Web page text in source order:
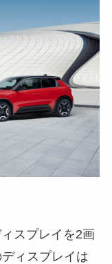
スプレイを2画
ィスプレイは